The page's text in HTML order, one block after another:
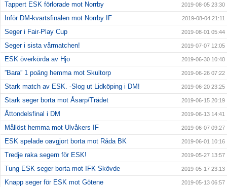
Tappert ESK förlorade mot Norrby 2019-08-05 23:30
Inför DM-kvartsfinalen mot Norrby IF 2019-08-04 21:11
Seger i Fair-Play Cup 2019-08-01 05:44
Seger i sista vårmatchen! 2019-07-07 12:05
ESK överkörda av Hjo 2019-06-30 10:40
”Bara” 1 poäng hemma mot Skultorp 2019-06-26 07:22
Stark match av ESK. -Slog ut Lidköping i DM! 2019-06-20 23:25
Stark seger borta mot Åsarp/Trädet 2019-06-15 20:19
Åttondelsfinal i DM 2019-06-13 14:41
Mållöst hemma mot Ulvåkers IF 2019-06-07 09:27
ESK spelade oavgjort borta mot Råda BK 2019-06-01 10:16
Tredje raka segern för ESK! 2019-05-27 13:57
Tung ESK seger borta mot IFK Skövde 2019-05-17 23:13
Knapp seger för ESK mot Götene 2019-05-13 06:57